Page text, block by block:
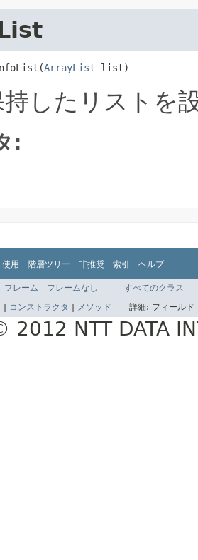
ArrayList list)
したリストを
:
使用 階層ツリー 非推奨 索引 ヘルプ
フレーム フレームなし
すべてのクラス
| コンストラクタ メソッド 詳細: フィール
NTT DATA